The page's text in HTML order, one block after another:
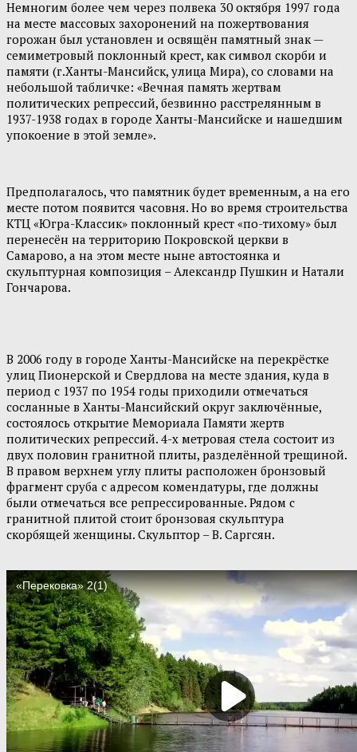
Немногим более чем через полвека 30 октября 1997 года
на месте массовых захоронений на пожертвования
горожан был установлен и освящён памятный знак —
семиметровый поклонный крест, как символ скорби и
памяти (г.Ханты-Мансийск, улица Мира), со словами на
небольшой табличке: «Вечная память жертвам
политических репрессий, безвинно расстрелянным в
1937-1938 годах в городе Ханты-Мансийске и нашедшим
упокоение в этой земле».
Предполагалось, что памятник будет временным, а на его
месте потом появится часовня. Но во время строительства
КТЦ «Югра-Классик» поклонный крест «по-тихому» был
перенесён на территорию Покровской церкви в
Самарово, а на этом месте ныне автостоянка и
скульптурная композиция – Александр Пушкин и Натали
Гончарова.
В 2006 году в городе Ханты-Мансийске на перекрёстке
улиц Пионерской и Свердлова на месте здания, куда в
период с 1937 по 1954 годы приходили отмечаться
сосланные в Ханты-Мансийский округ заключённые,
состоялось открытие Мемориала Памяти жертв
политических репрессий. 4-х метровая стела состоит из
двух половин гранитной плиты, разделённой трещиной.
В правом верхнем углу плиты расположен бронзовый
фрагмент сруба с адресом комендатуры, где должны
были отмечаться все репрессированные. Рядом с
гранитной плитой стоит бронзовая скульптура
скорбящей женщины. Скульптор – В. Саргсян.